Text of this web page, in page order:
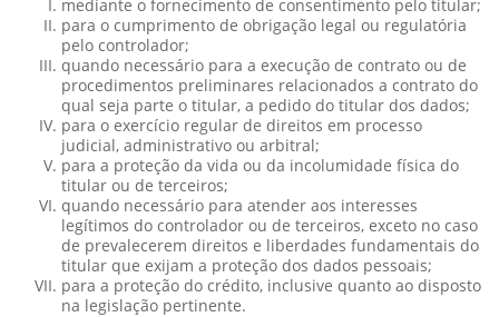
mediante o fornecimento de consentimento pelo titular;
para o cumprimento de obrigação legal ou regulatória
pelo controlador;
quando necessário para a execução de contrato ou de
procedimentos preliminares relacionados a contrato do
qual seja parte o titular, a pedido do titular dos dados;
para o exercício regular de direitos em processo
judicial, administrativo ou arbitral;
para a proteção da vida ou da incolumidade física do
titular ou de terceiros;
quando necessário para atender aos interesses
legítimos do controlador ou de terceiros, exceto no caso
de prevalecerem direitos e liberdades fundamentais do
titular que exijam a proteção dos dados pessoais;
para a proteção do crédito, inclusive quanto ao disposto
na legislação pertinente.